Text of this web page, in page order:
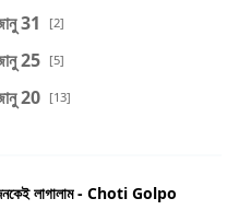
31 [2]
25 [5]
20 [13]
লাগালাম - Choti Golpo